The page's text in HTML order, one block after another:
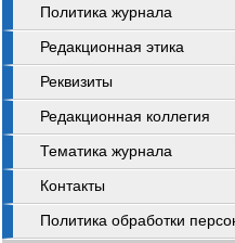
Политика журнала
Редакционная этика
Реквизиты
Редакционная коллегия
Тематика журнала
Контакты
Политика обработки